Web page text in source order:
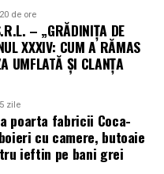
de ore
– „GRĂDINIȚA DE
XXXIV: CUM A RĂMAS
UMFLATĂ ȘI CLANȚA
zile
poarta fabricii Coca-
cu camere, butoaie
ieftin pe bani grei